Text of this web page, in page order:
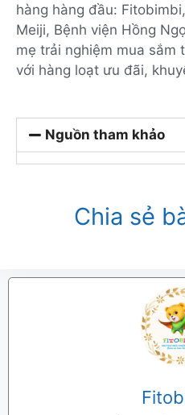
hàng hàng đầu:
Meiji, Bệnh viện Hồng
mẹ trải nghiệm mua sắm
với hàng loạt ưu đãi,
Nguồn tham khảo
Chia sẻ